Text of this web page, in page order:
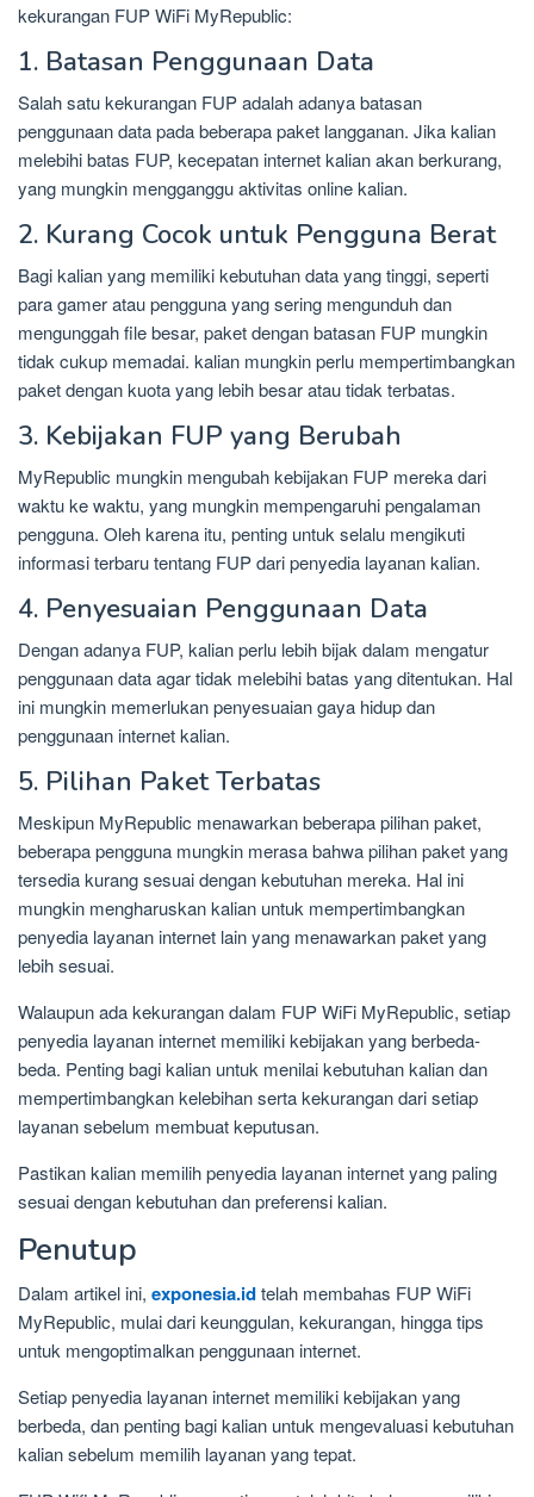
kekurangan FUP WiFi MyRepublic:
1. Batasan Penggunaan Data
Salah satu kekurangan FUP adalah adanya batasan
penggunaan data pada beberapa paket langganan. Jika kalian
melebihi batas FUP, kecepatan internet kalian akan berkurang,
yang mungkin mengganggu aktivitas online kalian.
2. Kurang Cocok untuk Pengguna Berat
Bagi kalian yang memiliki kebutuhan data yang tinggi, seperti
para gamer atau pengguna yang sering mengunduh dan
mengunggah file besar, paket dengan batasan FUP mungkin
tidak cukup memadai. kalian mungkin perlu mempertimbangkan
paket dengan kuota yang lebih besar atau tidak terbatas.
3. Kebijakan FUP yang Berubah
MyRepublic mungkin mengubah kebijakan FUP mereka dari
waktu ke waktu, yang mungkin mempengaruhi pengalaman
pengguna. Oleh karena itu, penting untuk selalu mengikuti
informasi terbaru tentang FUP dari penyedia layanan kalian.
4. Penyesuaian Penggunaan Data
Dengan adanya FUP, kalian perlu lebih bijak dalam mengatur
penggunaan data agar tidak melebihi batas yang ditentukan. Hal
ini mungkin memerlukan penyesuaian gaya hidup dan
penggunaan internet kalian.
5. Pilihan Paket Terbatas
Meskipun MyRepublic menawarkan beberapa pilihan paket,
beberapa pengguna mungkin merasa bahwa pilihan paket yang
tersedia kurang sesuai dengan kebutuhan mereka. Hal ini
mungkin mengharuskan kalian untuk mempertimbangkan
penyedia layanan internet lain yang menawarkan paket yang
lebih sesuai.
Walaupun ada kekurangan dalam FUP WiFi MyRepublic, setiap
penyedia layanan internet memiliki kebijakan yang berbeda-
beda. Penting bagi kalian untuk menilai kebutuhan kalian dan
mempertimbangkan kelebihan serta kekurangan dari setiap
layanan sebelum membuat keputusan.
Pastikan kalian memilih penyedia layanan internet yang paling
sesuai dengan kebutuhan dan preferensi kalian.
Penutup
Dalam artikel ini, exponesia.idtelah membahas FUP WiFi
MyRepublic, mulai dari keunggulan, kekurangan, hingga tips
untuk mengoptimalkan penggunaan internet.
Setiap penyedia layanan internet memiliki kebijakan yang
berbeda, dan penting bagi kalian untuk mengevaluasi kebutuhan
kalian sebelum memilih layanan yang tepat.